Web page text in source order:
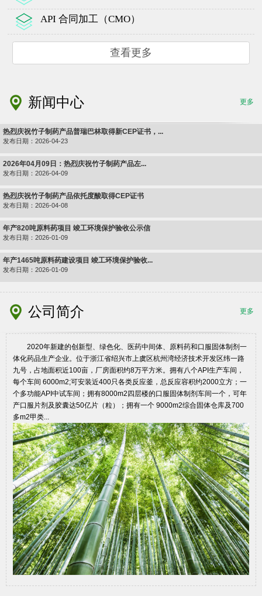
API 合同加工（CMO）
查看更多
新闻中心 更多
热烈庆祝竹子制药产品普瑞巴林取得新CEP证书，...
发布日期：2026-04-23
2026年04月09日：热烈庆祝竹子制药产品左...
发布日期：2026-04-09
热烈庆祝竹子制药产品依托度酸取得CEP证书
发布日期：2026-04-08
年产820吨原料药项目 竣工环境保护验收公示信
发布日期：2026-01-09
年产1465吨原料药建设项目 竣工环境保护验收...
发布日期：2026-01-09
公司简介 更多
2020年新建的创新型、绿色化、医药中间体、原料药和口服固体制剂一
体化药品生产企业。位于浙江省绍兴市上虞区杭州湾经济技术开发区纬一路
九号，占地面积近100亩，厂房面积约8万平方米。拥有八个API生产车间，
每个车间 6000m2;可安装近400只各类反应釜，总反应容积约2000立方；一
个多功能API中试车间；拥有8000m2四层楼的口服固体制剂车间一个，可年
产口服片剂及胶囊达50亿片（粒）；拥有一个 9000m2综合固体仓库及700
多m2甲类...